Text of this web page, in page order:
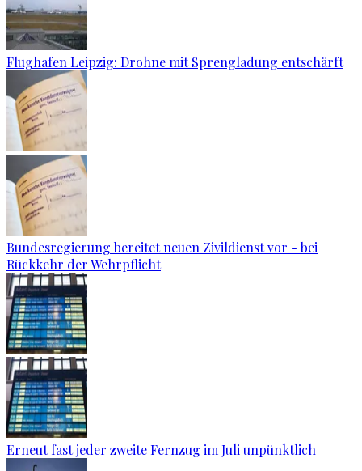
Flughafen Leipzig: Drohne mit Sprengladung entschärft
Bundesregierung bereitet neuen Zivildienst vor - bei
Rückkehr der Wehrpflicht
Erneut fast jeder zweite Fernzug im Juli unpünktlich